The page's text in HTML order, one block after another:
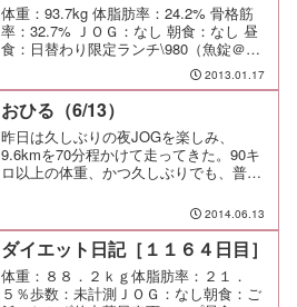
体重：93.7kg 体脂肪率：24.2% 骨格筋
率：32.7% ＪＯＧ：なし 朝食：なし 昼
食：日替わり限定ランチ\980（魚錠＠丸
の内）大きなエビフライが二尾とお刺
身、ライスと味噌汁はお代わり自由。コ
スパ良し、味良しで大満足♪ 夕食：仕
事...
2013.01.17
おひる（6/13）
昨日は久しぶりの夜JOGを楽しみ、
9.6kmを70分程かけて走ってきた。90キ
ロ以上の体重、かつ久しぶりでも、普通
た時に、ジョギングを始めた頃の故障の
連続をふと思い出した。足首、膝、腰、
あちこち順番に痛め...
2014.06.13
ダイエット日記［１１６４日目］
体重：８８．２ｋｇ体脂肪率：２１．
５％歩数：未計測ＪＯＧ：なし朝食：ご